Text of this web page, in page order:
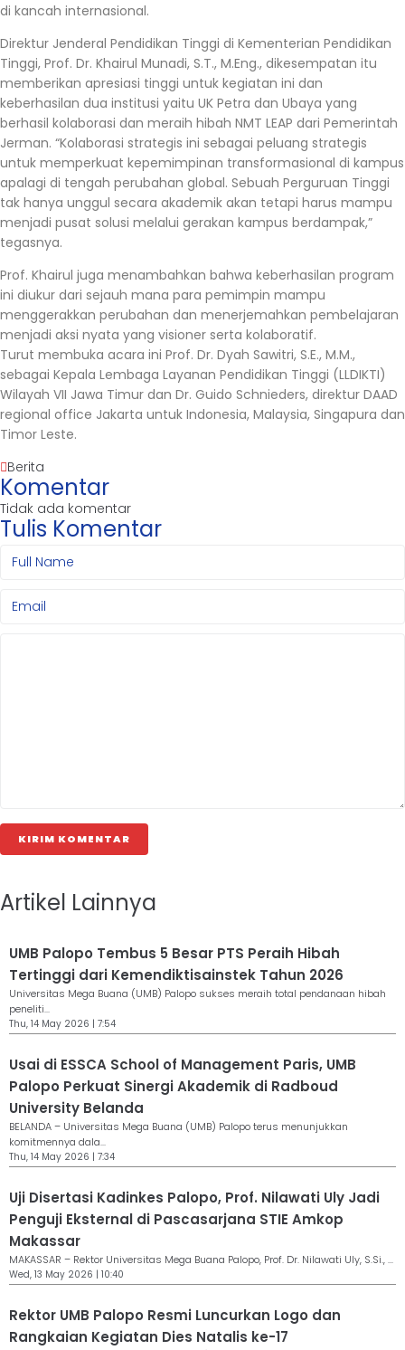
di kancah internasional.
Direktur Jenderal Pendidikan Tinggi di Kementerian Pendidikan
Tinggi, Prof. Dr. Khairul Munadi, S.T., M.Eng., dikesempatan itu
memberikan apresiasi tinggi untuk kegiatan ini dan
keberhasilan dua institusi yaitu UK Petra dan Ubaya yang
berhasil kolaborasi dan meraih hibah NMT LEAP dari Pemerintah
Jerman. “Kolaborasi strategis ini sebagai peluang strategis
untuk memperkuat kepemimpinan transformasional di kampus
apalagi di tengah perubahan global. Sebuah Perguruan Tinggi
tak hanya unggul secara akademik akan tetapi harus mampu
menjadi pusat solusi melalui gerakan kampus berdampak,”
tegasnya.
Prof. Khairul juga menambahkan bahwa keberhasilan program
ini diukur dari sejauh mana para pemimpin mampu
menggerakkan perubahan dan menerjemahkan pembelajaran
menjadi aksi nyata yang visioner serta kolaboratif.
Turut membuka acara ini Prof. Dr. Dyah Sawitri, S.E., M.M.,
sebagai Kepala Lembaga Layanan Pendidikan Tinggi (LLDIKTI)
Wilayah VII Jawa Timur dan Dr. Guido Schnieders, direktur DAAD
regional office Jakarta untuk Indonesia, Malaysia, Singapura dan
Timor Leste.
Berita
Komentar
Tidak ada komentar
Tulis Komentar
KIRIM KOMENTAR
Artikel Lainnya
UMB Palopo Tembus 5 Besar PTS Peraih Hibah
Tertinggi dari Kemendiktisainstek Tahun 2026
Universitas Mega Buana (UMB) Palopo sukses meraih total pendanaan hibah
peneliti...
Thu, 14 May 2026 | 7:54
Usai di ESSCA School of Management Paris, UMB
Palopo Perkuat Sinergi Akademik di Radboud
University Belanda
BELANDA – Universitas Mega Buana (UMB) Palopo terus menunjukkan
komitmennya dala...
Thu, 14 May 2026 | 7:34
Uji Disertasi Kadinkes Palopo, Prof. Nilawati Uly Jadi
Penguji Eksternal di Pascasarjana STIE Amkop
Makassar
MAKASSAR – Rektor Universitas Mega Buana Palopo, Prof. Dr. Nilawati Uly, S.Si., ...
Wed, 13 May 2026 | 10:40
Rektor UMB Palopo Resmi Luncurkan Logo dan
Rangkaian Kegiatan Dies Natalis ke-17